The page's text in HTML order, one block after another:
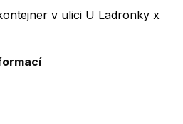
v ulici U Ladronky x